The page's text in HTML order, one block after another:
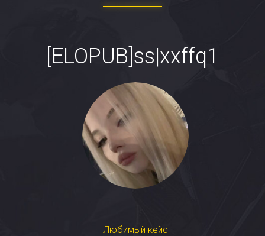
[ELOPUB]ss|xxffq1
Любимый кейс